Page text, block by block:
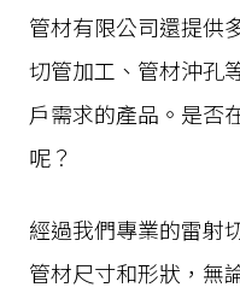
管材有限公司還提供
切管加工、管材沖孔
戶需求的產品。是否
呢？
經過我們專業的雷射
管材尺寸和形狀，無